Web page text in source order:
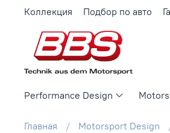
Коллекция Подбор по авто
Performance Design
Главная Motorsport Design